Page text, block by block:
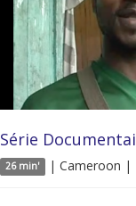
Série
26 min' | Cameroon |